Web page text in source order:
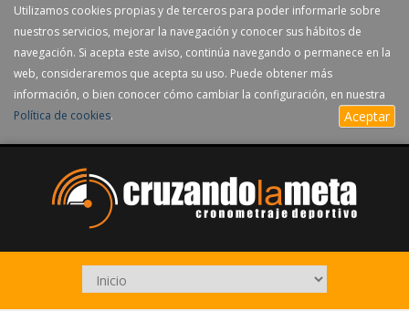
Utilizamos cookies propias y de terceros para poder informarle sobre
nuestros servicios, mejorar la navegación y conocer sus hábitos de
navegación. Si acepta este aviso, continúa navegando o permanece en la
web, consideraremos que acepta su uso. Puede obtener más
información, o bien conocer cómo cambiar la configuración, en nuestra
Política de cookies. Aceptar